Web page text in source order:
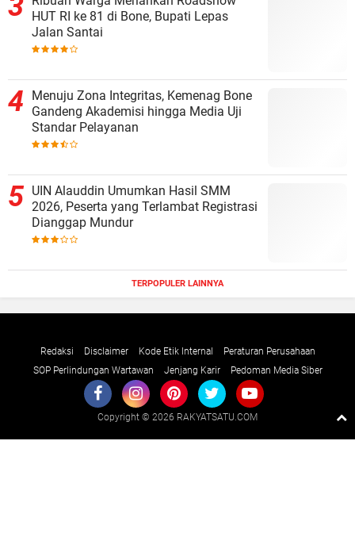
HUT RI ke 81 di Bone, Bupati Lepas
Jalan Santai
Menuju Zona Integritas, Kemenag Bone
Gandeng Akademisi hingga Media Uji
Standar Pelayanan
UIN Alauddin Umumkan Hasil SMM
2026, Peserta yang Terlambat Registrasi
Dianggap Mundur
TERPOPULER LAINNYA
Redaksi Disclaimer Kode Etik Internal
Peraturan Perusahaan
SOP Perlindungan Wartawan
Jenjang Karir Pedoman Media Siber
Copyright © 2026 RAKYATSATU.COM
Raushan